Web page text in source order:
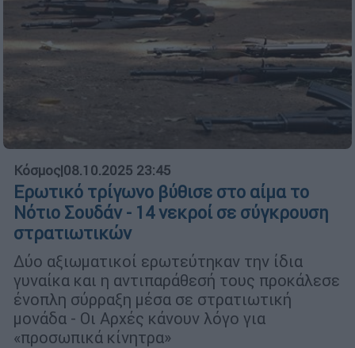
Κόσμος|08.10.2025 23:45
Ερωτικό τρίγωνο βύθισε στο αίμα το
Νότιο Σουδάν - 14 νεκροί σε σύγκρουση
στρατιωτικών
Δύο αξιωματικοί ερωτεύτηκαν την ίδια
γυναίκα και η αντιπαράθεσή τους προκάλεσε
ένοπλη σύρραξη μέσα σε στρατιωτική
μονάδα - Οι Αρχές κάνουν λόγο για
«προσωπικά κίνητρα»